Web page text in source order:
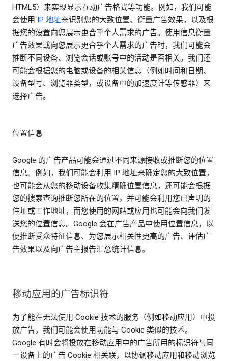
HTML5）来实现显示互动广告格式等功能。例如，我们可能
会使用 IP 地址来识别您的大致位置、衡量广告效果，以及根
据您的设置向您展示更合乎个人需求的广告。使用信息衡量
广告效果或向您展示更合乎个人需求的广告时，我们可能会
推断不同设备、浏览会话或账号中的活动是否相关。我们还
可能会根据您的电脑或设备的相关信息（例如时间和日期、
设备型号、浏览器类型，或设备中的加速度计等传感器）来
选择广告。
位置信息
Google 的广告产品可能会通过不同来源接收或推断您的位置
信息。例如，我们可能会利用 IP 地址来确定您的大致位置，
也可能会从您的移动设备收集精确位置信息，还可能会根据
您的搜索查询推断您所在的位置，并可能会利用您已声明的
住址或工作地址，而您使用的网站或应用也可能会向我们发
送您的位置信息。Google 会在广告产品中使用位置信息，以
便推断受众特征信息、为您展示相关性更高的广告、评估广
告效果以及向广告主报告汇总统计信息。
移动应用的广告标识符
为了能在无法使用 Cookie 技术的服务（例如移动应用）中投
放广告，我们可能会使用功能与 Cookie 类似的技术。
Google 有时会将投放在移动应用中的广告所用的标识符与同
一设备上的广告 Cookie 相关联，以协调移动应用和移动浏览